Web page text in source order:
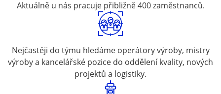
Aktuálně u nás pracuje přibližně 400 zaměstnanců.
Nejčastěji do týmu hledáme operátory výroby, mistry
výroby a kancelářské pozice do oddělení kvality, nových
projektů a logistiky.